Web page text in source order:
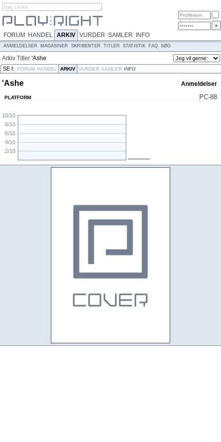
FORUM HANDEL ARKIV VURDER SAMLER INFO
ANMELDELSER MAGASINER SKRIBENTER TITLER STATISTIK FAQ SØG
Arkiv Titler 'Ashe
SE I: FORUM HANDEL ARKIV VURDER SAMLER INFO
'Ashe Anmeldelser
PLATFORM PC-88
2/10
4/10
6/10
8/10
10/10
N/A